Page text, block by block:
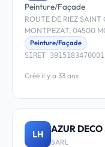
Peinture/Façade
ROUTE DE RIEZ
MONTPEZAT, 04500
Peinture/Façade
SIRET
Créé il y a 33 ans
LH AZUR DECO
SARL